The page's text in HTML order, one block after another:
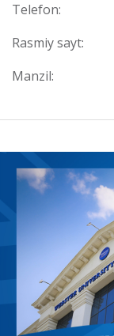
Telefon:
Rasmiy sayt:
Manzil: